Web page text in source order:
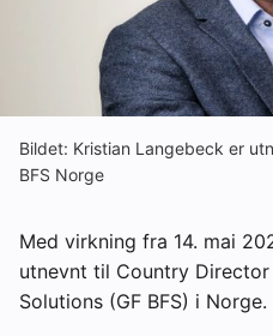
Abonner på fagbladet
Annonsere i VVS Aktuelt
Kontakt oss
Tips oss
eBlad
Bildet: Kristian Langebeck er
BFS Norge
Med virkning fra 14. mai
utnevnt til Country
Solutions (GF BFS) i Norge.